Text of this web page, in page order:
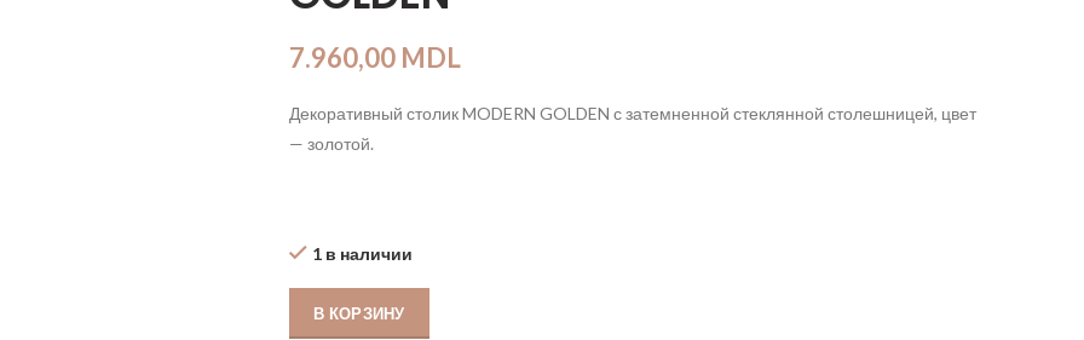
7.960,00 MDL
Декоративный столик MODERN GOLDEN с затемненной стеклянной столешницей, цвет
— золотой.
1 в наличии
В КОРЗИНУ